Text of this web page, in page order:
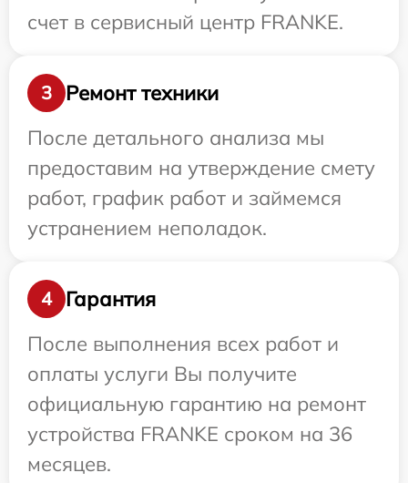
счет в сервисный центр FRANKE.
3
Ремонт техники
После детального анализа мы
предоставим на утверждение смету
работ, график работ и займемся
устранением неполадок.
4
Гарантия
После выполнения всех работ и
оплаты услуги Вы получите
официальную гарантию на ремонт
устройства FRANKE сроком на 36
месяцев.